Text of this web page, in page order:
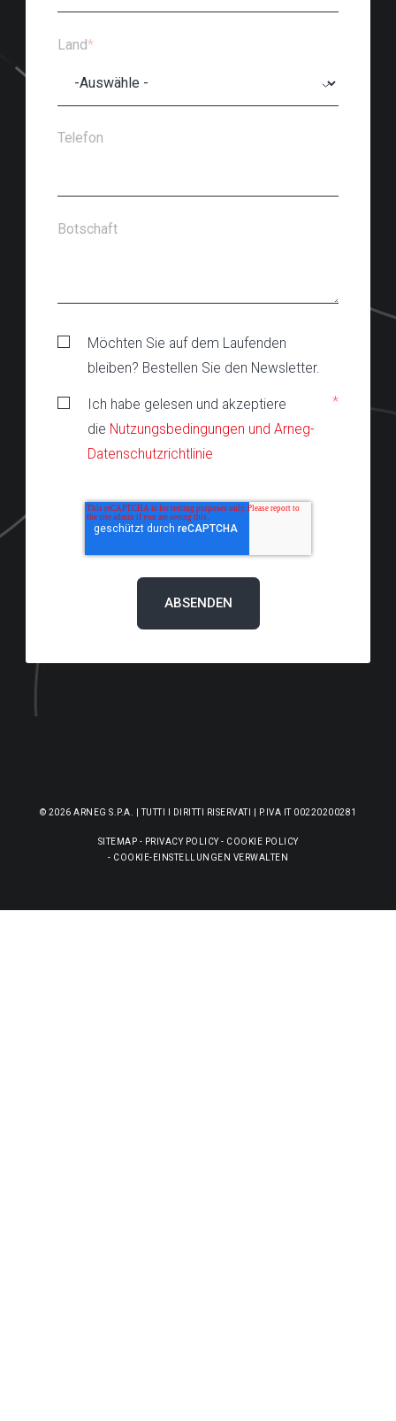
Land*
Telefon
Botschaft
Möchten Sie auf dem Laufenden
bleiben? Bestellen Sie den Newsletter.
Ich habe gelesen und akzeptiere
die Nutzungsbedingungen und Arneg-
Datenschutzrichtlinie
*
© 2026 ARNEG S.P.A. | TUTTI I DIRITTI RISERVATI | P.IVA IT 00220200281
SITEMAP - PRIVACY POLICY- COOKIE POLICY
- COOKIE-EINSTELLUNGEN VERWALTEN